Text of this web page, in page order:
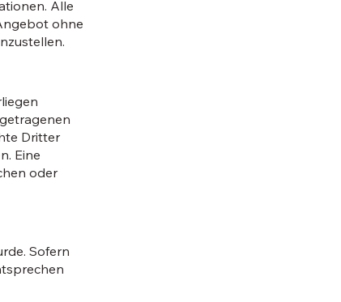
Alle
ohne
Dritter
Eine
oder
Sofern